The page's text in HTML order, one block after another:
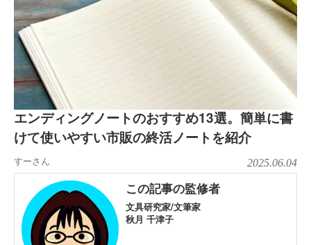
エンディングノートのおすすめ13選。簡単に書
けて使いやすい市販の終活ノートを紹介
すーさん 2025.06.04
この記事の監修者
文具研究家/文筆家
秋月 千津子